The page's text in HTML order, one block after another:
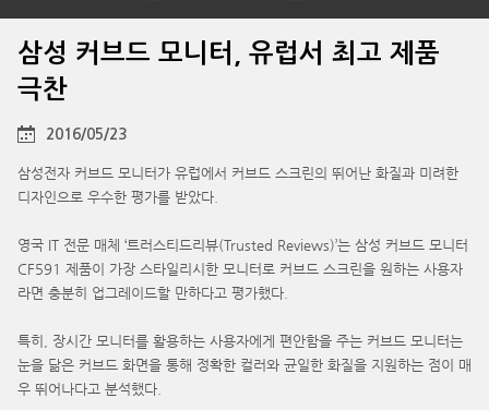
삼성 커브드 모니터, 유럽서 최고 제품
극찬
2016/05/23
삼성전자 커브드 모니터가 유럽에서 커브드 스크린의 뛰어난 화질과 미려한
디자인으로 우수한 평가를 받았다.
영국 IT 전문 매체 ‘트러스티드리뷰(Trusted Reviews)’는 삼성 커브드 모니터
CF591 제품이 가장 스타일리시한 모니터로 커브드 스크린을 원하는 사용자
라면 충분히 업그레이드할 만하다고 평가했다.
특히, 장시간 모니터를 활용하는 사용자에게 편안함을 주는 커브드 모니터는
눈을 닮은 커브드 화면을 통해 정확한 컬러와 균일한 화질을 지원하는 점이 매
우 뛰어나다고 분석했다.